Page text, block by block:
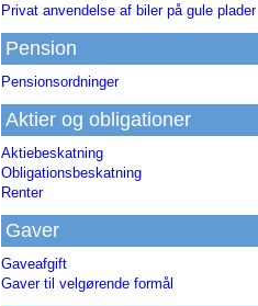
Privat anvendelse af biler på gule plader
Pension
Pensionsordninger
Aktier og obligationer
Aktiebeskatning
Obligationsbeskatning
Renter
Gaver
Gaveafgift
Gaver til velgørende formål